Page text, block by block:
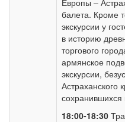
Европы –
балета. Кроме
экскурсии у
в историю
торгового
армянское
экскурсии,
Астраханского
18:00-18:30